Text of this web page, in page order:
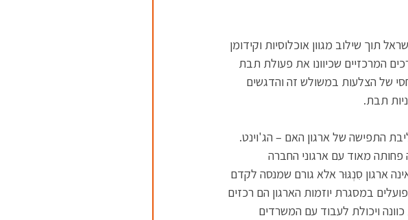
תוך שילוב מגוון אוכלוסיות וקידומן
בתוכה את הערכים המרכזיים שכיוונו את פעולת תבת
של הצלעות במשולש זה והדגשים
תבת.
התפישה של ארגון האם – הג'וינט.
פחותה מאוד עם ארגוני החברה
ארגון סִנְגּוּר אלא גורם שמנסה לקדם
במסגרת יוזמות הארגון הם רכזים
ויכולת לעבוד עם המשרדים